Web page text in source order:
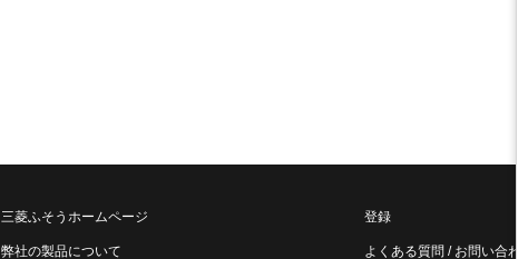
三菱ふそうホームページ
弊社の製品について
登録
よくある質問 / お問い合わせ